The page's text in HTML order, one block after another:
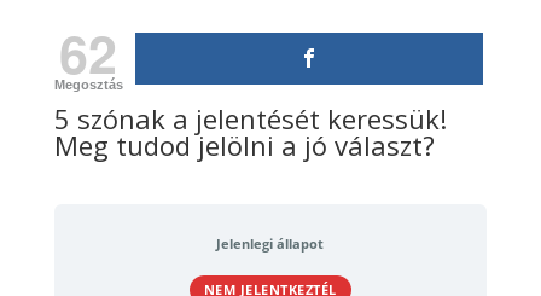
62
Megosztás
5 szónak a jelentését keressük!
Meg tudod jelölni a jó választ?
Jelenlegi állapot
NEM JELENTKEZTÉL